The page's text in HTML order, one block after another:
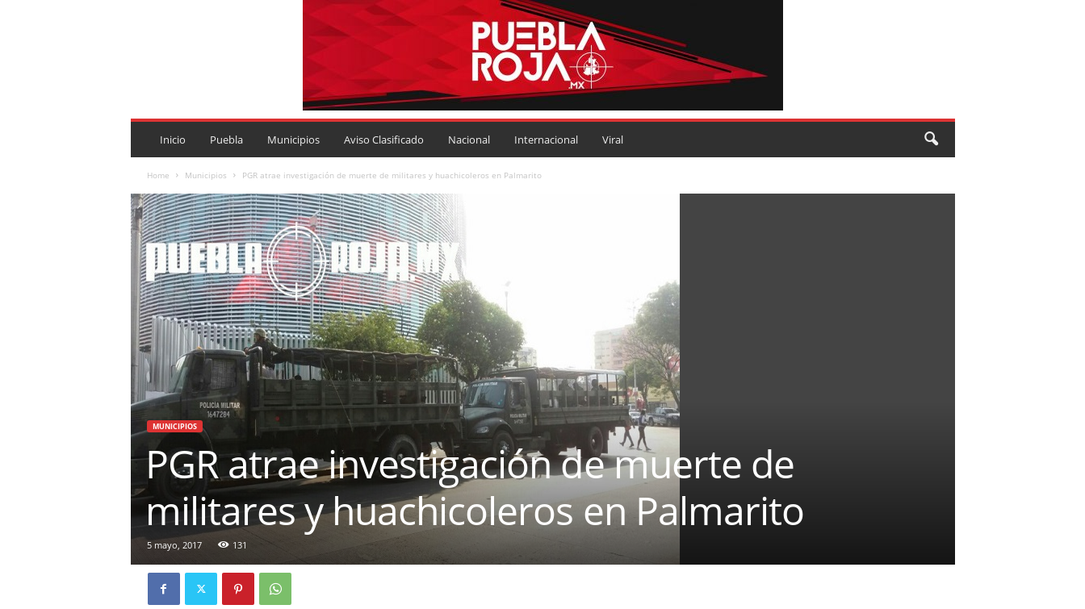
P
A
R
O
J
Inicio Puebla Municipios Aviso Clasificado Nacional Internacional Viral
Home Municipios PGR atrae investigación de muerte de militares y huachicoleros en Palmarito
MUNICIPIOS
PGR atrae investigación de muerte de
militares y huachicoleros en Palmarito
5 mayo, 2017 131